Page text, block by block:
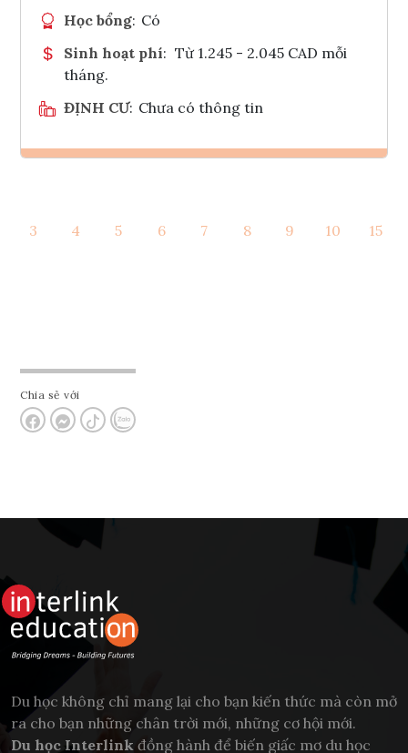
Học bổng: Có
Sinh hoạt phí: Từ 1.245 - 2.045 CAD mỗi
tháng.
ĐỊNH CƯ: Chưa có thông tin
Tham vấn Interlink
3 4 5 6 7 8 9 10 15
Chia sẻ với
Du học không chỉ mang lại cho bạn kiến thức mà còn mở
ra cho bạn những chân trời mới, những cơ hội mới.
Du học Interlink đồng hành để biến giấc mơ du học